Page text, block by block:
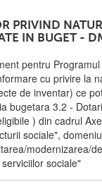
PRIVIND
IN BUGET -
pentru
cu privire la
de inventar) ce
bugetara 3.2 -
) din cadrul
sociale",
modernizarea/
sociale"